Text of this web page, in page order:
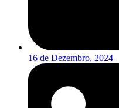
16 de Dezembro, 2024